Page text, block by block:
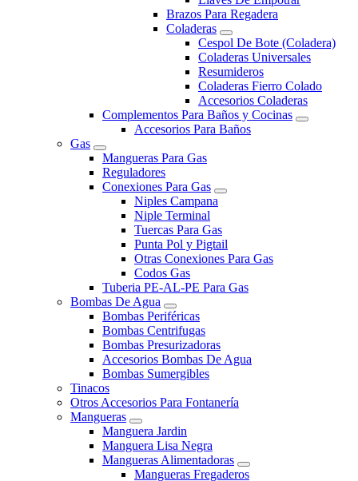
Brazos Para Regadera
Coladeras
Cespol De Bote (Coladera)
Coladeras Universales
Resumideros
Coladeras Fierro Colado
Accesorios Coladeras
Complementos Para Baños y Cocinas
Accesorios Para Baños
Gas
Mangueras Para Gas
Reguladores
Conexiones Para Gas
Niples Campana
Niple Terminal
Tuercas Para Gas
Punta Pol y Pigtail
Otras Conexiones Para Gas
Codos Gas
Tuberia PE-AL-PE Para Gas
Bombas De Agua
Bombas Periféricas
Bombas Centrifugas
Bombas Presurizadoras
Accesorios Bombas De Agua
Bombas Sumergibles
Tinacos
Otros Accesorios Para Fontanería
Mangueras
Manguera Jardin
Manguera Lisa Negra
Mangueras Alimentadoras
Mangueras Fregaderos